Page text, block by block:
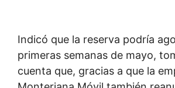
Indicó que la reserva podría
primeras semanas de mayo,
cuenta que, gracias a que la